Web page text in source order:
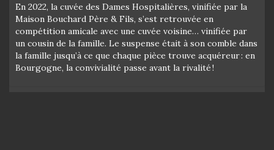
En 2022, la cuvée des Dames Hospitalières, vinifiée par la
Maison Bouchard Père & Fils, s’est retrouvée en
compétition amicale avec une cuvée voisine… vinifiée par
un cousin de la famille. Le suspense était à son comble dans
la famille jusqu’à ce que chaque pièce trouve acquéreur : en
Bourgogne, la convivialité passe avant la rivalité !